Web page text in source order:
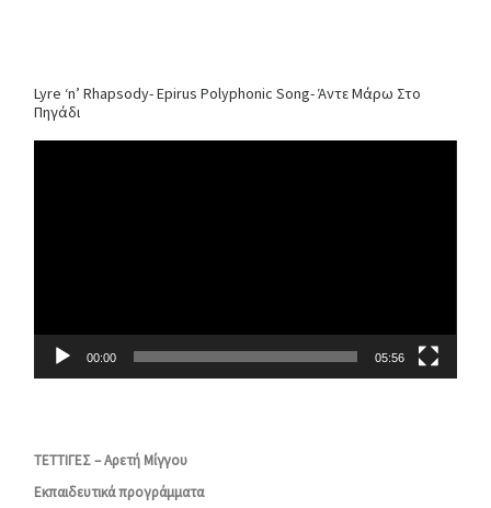
Lyre ‘n’ Rhapsody- Epirus Polyphonic Song- Άντε Μάρω Στο
Πηγάδι
00:00 05:56
ΤΕΤΤΙΓΕΣ – Αρετή Μίγγου
Εκπαιδευτικά προγράμματα